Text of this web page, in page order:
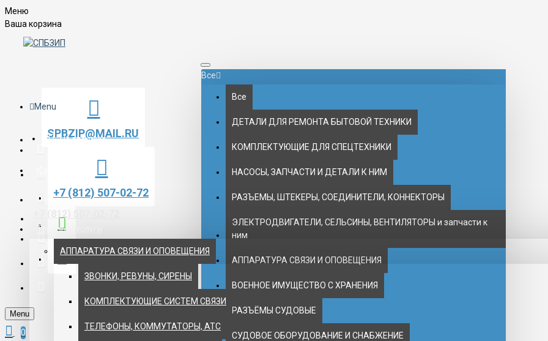
Меню
Ваша корзина
Все
Все
ДЕТАЛИ ДЛЯ РЕМОНТА БЫТОВОЙ ТЕХНИКИ
КОМПЛЕКТУЮЩИЕ ДЛЯ СПЕЦТЕХНИКИ
НАСОСЫ, ЗАПЧАСТИ И ДЕТАЛИ К НИМ
РАЗЪЕМЫ, ШТЕКЕРЫ, СОЕДИНИТЕЛИ, КОННЕКТОРЫ
ЭЛЕКТРОДВИГАТЕЛИ, CЕЛЬСИНЫ, ВЕНТИЛЯТОРЫ и запчасти к
ним
АППАРАТУРА СВЯЗИ И ОПОВЕЩЕНИЯ
ВОЕННОЕ ИМУЩЕСТВО С ХРАНЕНИЯ
РАЗЪЁМЫ СУДОВЫЕ
СУДОВОЕ ОБОРУДОВАНИЕ И СНАБЖЕНИЕ
SPBZIP@MAIL.RU
+7 (812) 507-02-72
Menu
На главную
О нас
Товары и услуги
АППАРАТУРА СВЯЗИ И ОПОВЕЩЕНИЯ
ЗВОНКИ, РЕВУНЫ, СИРЕНЫ
КОМПЛЕКТУЮЩИЕ СИСТЕМ СВЯЗИ
ТЕЛЕФОНЫ, КОММУТАТОРЫ, АТС
Menu
0